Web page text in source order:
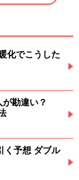
化でこうした
が勘違い？
く予想 ダブル